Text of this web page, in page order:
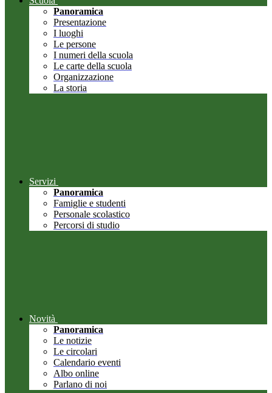
Panoramica
Presentazione
I luoghi
Le persone
I numeri della scuola
Le carte della scuola
Organizzazione
La storia
Servizi
Panoramica
Famiglie e studenti
Personale scolastico
Percorsi di studio
Novità
Panoramica
Le notizie
Le circolari
Calendario eventi
Albo online
Parlano di noi